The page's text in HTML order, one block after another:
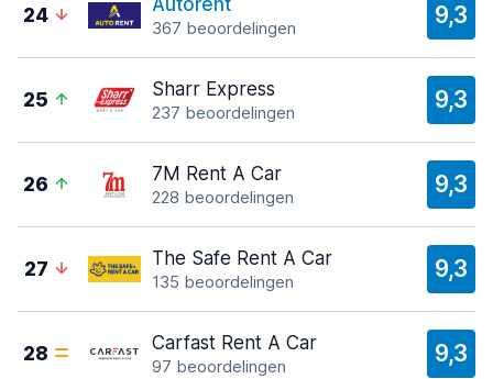
24 Autorent
367 beoordelingen 9,3
25 Sharr Express
237 beoordelingen 9,3
26 7M Rent A Car
228 beoordelingen 9,3
27 The Safe Rent A Car
135 beoordelingen 9,3
28 Carfast Rent A Car
97 beoordelingen 9,3